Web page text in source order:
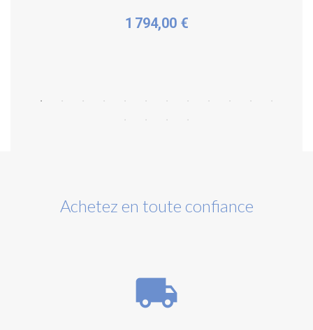
Plus de détails
1 794,00 €
Achetez en toute confiance
local_shipping